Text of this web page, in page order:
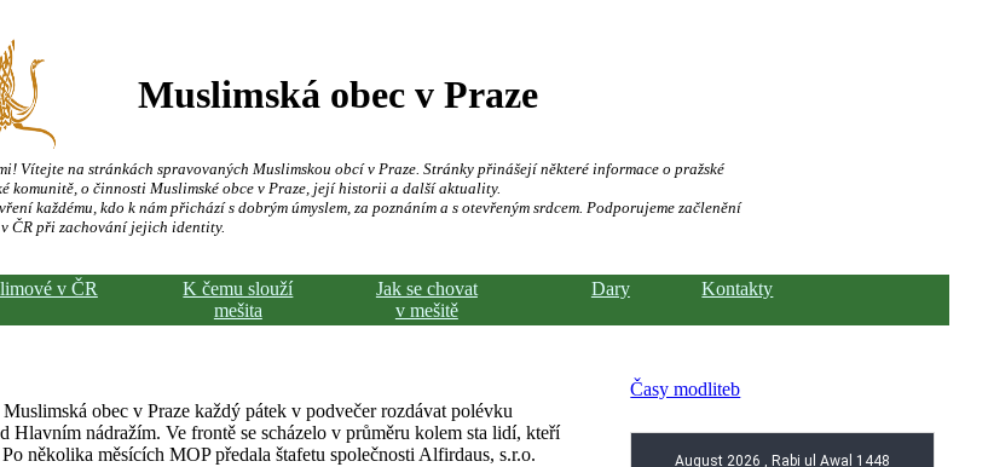
Muslimská obec v Praze
Vítejte na stránkách spravovaných Muslimskou obcí v Praze. Stránky přinášejí některé informace o pražské
komunitě, o činnosti Muslimské obce v Praze, její historii a další aktuality.
každému, kdo k nám přichází s dobrým úmyslem, za poznáním a s otevřeným srdcem. Podporujeme začlenění
ČR při zachování jejich identity.
v ČR
K čemu slouží
mešita
Jak se chovat
v mešitě
Dary Kontakty
obec v Praze každý pátek v podvečer rozdávat polévku
Hlavním nádražím. Ve frontě se scházelo v průměru kolem sta lidí, kteří
několika měsících MOP předala štafetu společnosti Alfirdaus, s.r.o.
Časy modliteb